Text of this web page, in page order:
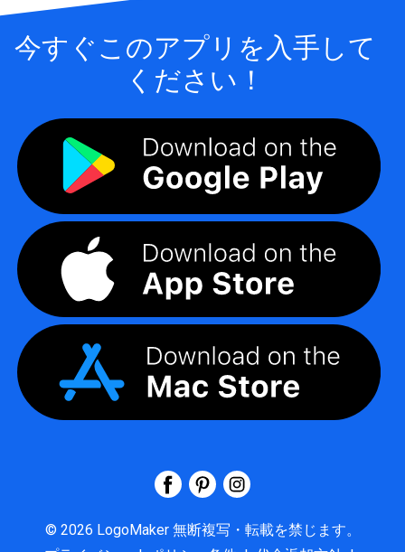
今すぐこのアプリを入手して
ください！
© 2026 LogoMaker 無断複写・転載を禁じます。